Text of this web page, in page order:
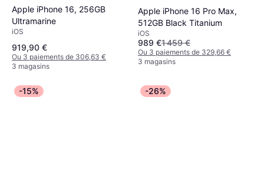
Apple iPhone 16, 256GB
Ultramarine
iOS
919,90 €
Ou 3 paiements de 306,63 €
3 magasins
Apple iPhone 16 Pro Max,
512GB Black Titanium
iOS
989 €1 459 €
Ou 3 paiements de 329,66 €
3 magasins
-15% -26%